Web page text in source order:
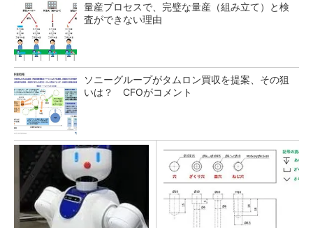
量産プロセスで、完璧な量産（組み立て）と検
査ができない理由
ソニーグループがタムロン買収を提案、その狙
いは？ CFOがコメント